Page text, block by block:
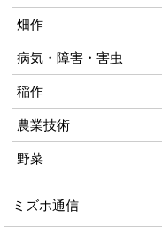
畑作
病気・障害・害虫
稲作
農業技術
野菜
ミズホ通信